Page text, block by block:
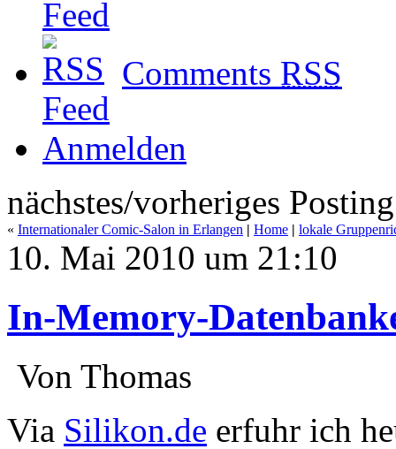
Comments RSS
Anmelden
nächstes/vorheriges Posting
« Internationaler Comic-Salon in Erlangen | Home | lokale
10. Mai 2010 um 21:10
In-Memory-
Von Thomas
Via Silikon.de erfuhr ich